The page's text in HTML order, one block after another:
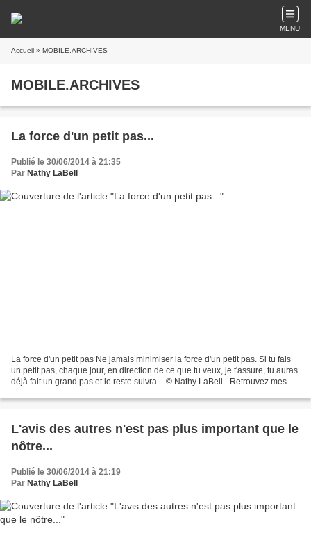
MENU
Accueil » MOBILE.ARCHIVES
MOBILE.ARCHIVES
La force d'un petit pas...
Publié le 30/06/2014 à 21:35
Par Nathy LaBell
La force d'un petit pas Ne jamais minimiser la force d'un petit pas. Si tu fais
un petit pas, chaque jour, en direction de ce que tu veux, je t'assure, tu auras
déjà fait un grand pas et le reste suivra. - © Nathy LaBell - Retrouvez mes
L'avis des autres n'est pas plus important que le
nôtre...
Publié le 30/06/2014 à 21:19
Par Nathy LaBell